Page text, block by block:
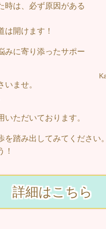
時は、必ず原因がある
は開けます！
みに寄り添ったサポー
ませ。
ただいております。
踏み出してみてください。
！
詳細はこちら